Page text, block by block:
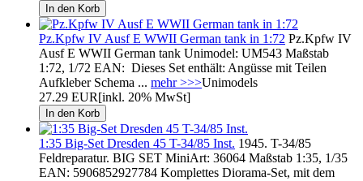
Pz.Kpfw IV Ausf E WWII German tank in 1:72 Pz.Kpfw IV
Ausf E WWII German tank Unimodel: UM543 Maßstab
1:72, 1/72 EAN: Dieses Set enthält: Angüsse mit Teilen
Aufkleber Schema ... mehr >>>Unimodels
27.29 EUR[inkl. 20% MwSt]
1:35 Big-Set Dresden 45 T-34/85 Inst. 1945. T-34/85
Feldreparatur. BIG SET MiniArt: 36064 Maßstab 1:35, 1/35
EAN: 5906852927784 Komplettes Diorama-Set, mit dem